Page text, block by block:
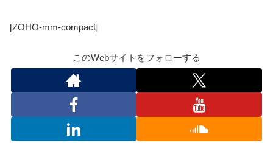
[ZOHO-mm-compact]
このWebサイトをフォローする